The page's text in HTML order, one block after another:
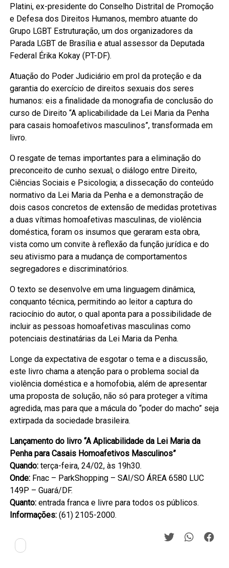
Platini, ex-presidente do Conselho Distrital de Promoção
e Defesa dos Direitos Humanos, membro atuante do
Grupo LGBT Estruturação, um dos organizadores da
Parada LGBT de Brasília e atual assessor da Deputada
Federal Érika Kokay (PT-DF).
Atuação do Poder Judiciário em prol da proteção e da
garantia do exercício de direitos sexuais dos seres
humanos: eis a finalidade da monografia de conclusão do
curso de Direito “A aplicabilidade da Lei Maria da Penha
para casais homoafetivos masculinos”, transformada em
livro.
O resgate de temas importantes para a eliminação do
preconceito de cunho sexual; o diálogo entre Direito,
Ciências Sociais e Psicologia; a dissecação do conteúdo
normativo da Lei Maria da Penha e a demonstração de
dois casos concretos de extensão de medidas protetivas
a duas vítimas homoafetivas masculinas, de violência
doméstica, foram os insumos que geraram esta obra,
vista como um convite à reflexão da função jurídica e do
seu ativismo para a mudança de comportamentos
segregadores e discriminatórios.
O texto se desenvolve em uma linguagem dinâmica,
conquanto técnica, permitindo ao leitor a captura do
raciocínio do autor, o qual aponta para a possibilidade de
incluir as pessoas homoafetivas masculinas como
potenciais destinatárias da Lei Maria da Penha.
Longe da expectativa de esgotar o tema e a discussão,
este livro chama a atenção para o problema social da
violência doméstica e a homofobia, além de apresentar
uma proposta de solução, não só para proteger a vítima
agredida, mas para que a mácula do “poder do macho” seja
extirpada da sociedade brasileira.
Lançamento do livro “A Aplicabilidade da Lei Maria da
Penha para Casais Homoafetivos Masculinos”
Quando: terça-feira, 24/02, às 19h30.
Onde: Fnac – ParkShopping – SAI/SO ÁREA 6580 LUC
149P – Guará/DF.
Quanto: entrada franca e livre para todos os públicos.
Informações: (61) 2105-2000.